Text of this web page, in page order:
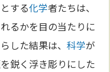
する化学者たちは、
るかを目の当たりに
した結果は、科学が
鋭く浮き彫りにした